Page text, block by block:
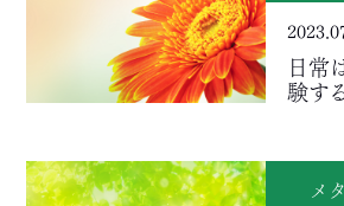
日常
験す
メ